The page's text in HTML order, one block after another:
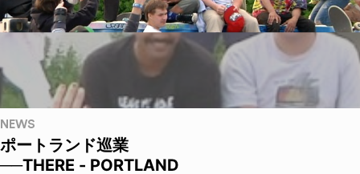
NEWS
ポートランド巡業
──THERE - PORTLAND